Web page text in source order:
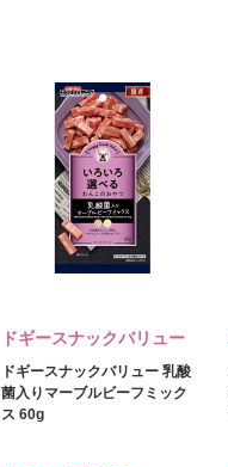
ドギースナックバリュー
ドギースナックバリュー 乳酸
菌入りマーブルビーフミック
ス 60g